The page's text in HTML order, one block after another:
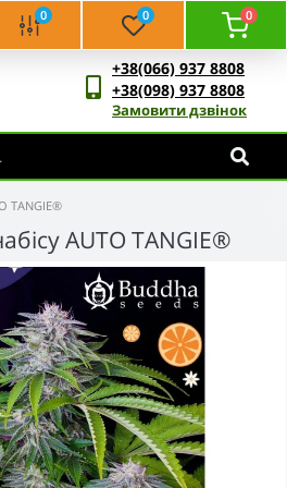
0 0 0
+38(066) 937 8808
+38(098) 937 8808
Замовити дзвінок
TANGIE®
AUTO TANGIE®